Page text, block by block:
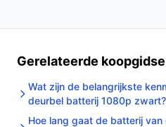
Ontdek alle specificaties en
past bij jouw behoeften!
Gerelateerde
Wat zijn de belangrijkste
deurbel batterij 1080p zwart?
Hoe lang gaat de batterij